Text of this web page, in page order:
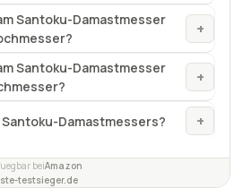
Santoku-Damastmesser
+
Santoku-Damastmesser
+
Damastmessers? +
beiAmazon
testsieger.de